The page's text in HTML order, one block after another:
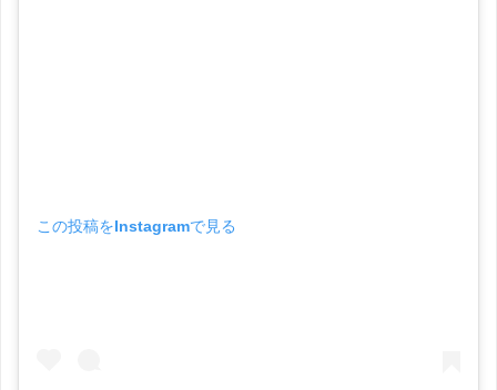
この投稿をInstagramで見る